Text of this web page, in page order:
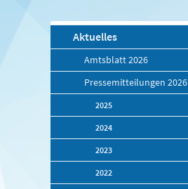
Aktuelles
Amtsblatt 2026
Pressemitteilungen 2026
2025
2024
2023
2022